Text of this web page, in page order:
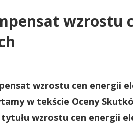
wzrostu
wzrostu cen energii
w tekście Oceny
wzrostu cen energii